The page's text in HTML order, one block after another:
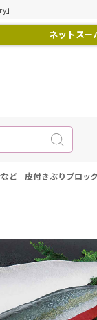
」
ネットスー
など 皮付きぶりブロッ